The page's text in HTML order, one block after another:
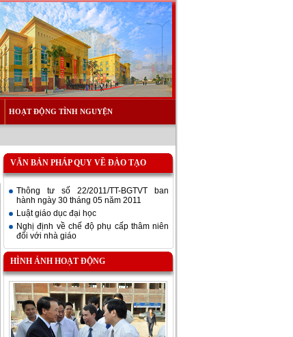
HOẠT ĐỘNG TÌNH NGUYỆN
VĂN BẢN PHÁP QUY VỀ ĐÀO TẠO
Thông tư số 22/2011/TT-BGTVT ban
hành ngày 30 tháng 05 năm 2011
Luật giáo dục đại học
Nghị định về chế độ phụ cấp thâm niên
đối với nhà giáo
HÌNH ẢNH HOẠT ĐỘNG